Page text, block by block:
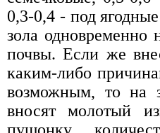
0,3-0,4 - под
зола одновременно
почвы. Если же
каким-либо
возможным, то на
вносят молотый